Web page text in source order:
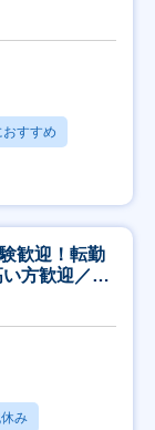
すすめ
歓迎！転勤
方歓迎／土
み